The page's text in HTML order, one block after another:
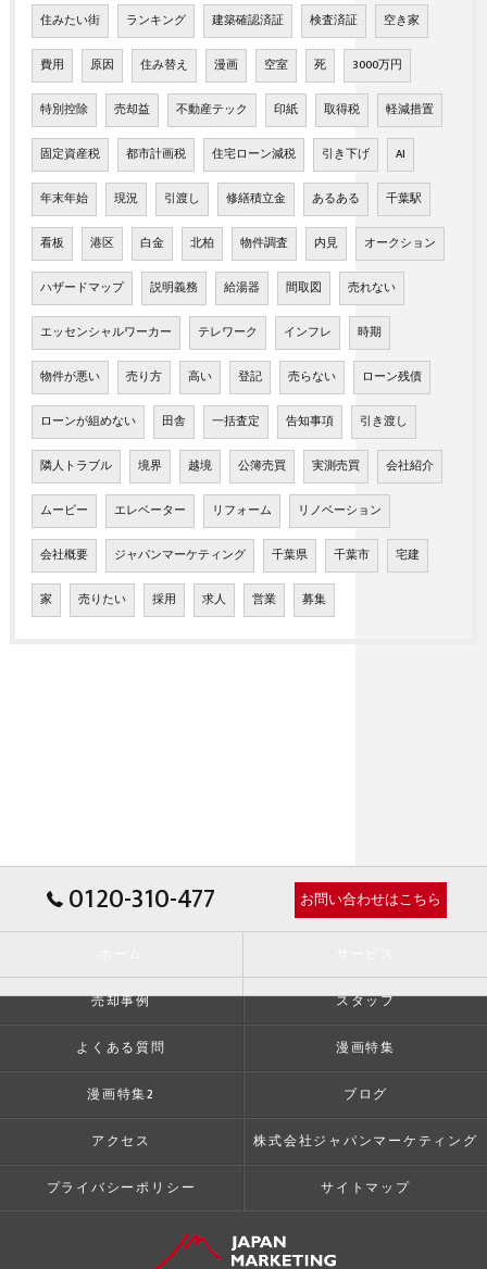
住みたい街 ランキング 建築確認済証 検査済証 空き家
費用 原因 住み替え 漫画 空室 死 3000万円
特別控除 売却益 不動産テック 印紙 取得税 軽減措置
固定資産税 都市計画税 住宅ローン減税 引き下げ AI
年末年始 現況 引渡し 修繕積立金 あるある 千葉駅
看板 港区 白金 北柏 物件調査 内見 オークション
ハザードマップ 説明義務 給湯器 間取図 売れない
エッセンシャルワーカー テレワーク インフレ 時期
物件が悪い 売り方 高い 登記 売らない ローン残債
ローンが組めない 田舎 一括査定 告知事項 引き渡し
隣人トラブル 境界 越境 公簿売買 実測売買 会社紹介
ムービー エレベーター リフォーム リノベーション
会社概要 ジャパンマーケティング 千葉県 千葉市 宅建
家 売りたい 採用 求人 営業 募集
0120-310-477 お問い合わせはこちら
売却事例 スタッフ
よくある質問 漫画特集
漫画特集2 ブログ
アクセス 株式会社ジャパンマーケティング
プライバシーポリシー サイトマップ